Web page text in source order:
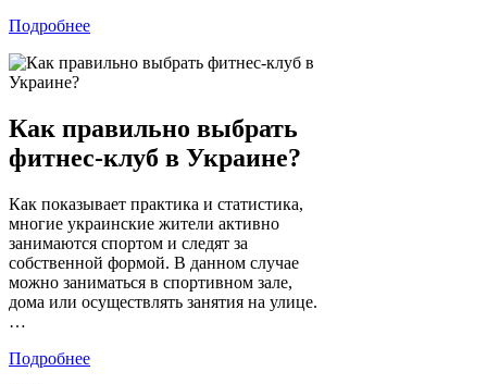
Подробнее
Как правильно выбрать
фитнес-клуб в Украине?
Как показывает практика и статистика,
многие украинские жители активно
занимаются спортом и следят за
собственной формой. В данном случае
можно заниматься в спортивном зале,
дома или осуществлять занятия на улице.
…
Подробнее